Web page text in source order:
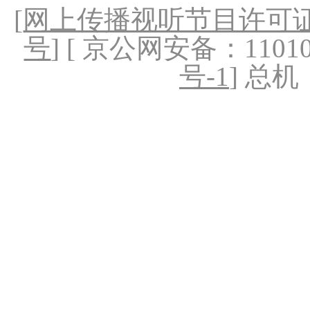
[网上传播视听节目许可
号] [ 京公网安备：
号-1] 总机